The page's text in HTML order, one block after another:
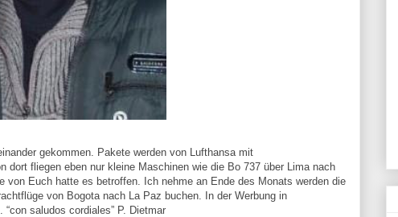
gekommen. Pakete werden von Lufthansa mit
dort fliegen eben nur kleine Maschinen wie die Bo 737 über Lima nach
von Euch hatte es betroffen. Ich nehme an Ende des Monats werden die
von Bogota nach La Paz buchen. In der Werbung in
saludos cordiales” P. Dietmar